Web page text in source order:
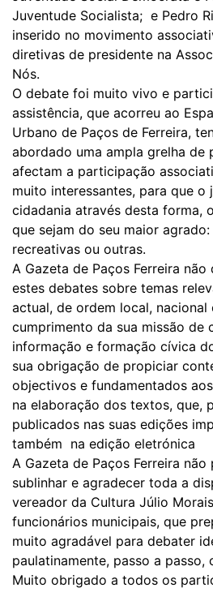
Juventude Socialista; e Pedro
inserido no movimento
diretivas de presidente na
Nós.
O debate foi muito vivo e
assistência, que acorreu ao
Urbano de Paços de Ferreira,
abordado uma ampla grelha de
afectam a participação
muito interessantes, para que o
cidadania através desta forma,
que sejam do seu maior
recreativas ou outras.
A Gazeta de Paços Ferreira
estes debates sobre temas
actual, de ordem local, nacional
cumprimento da sua missão de
informação e formação cívica
sua obrigação de propiciar
objectivos e fundamentados
na elaboração dos textos, que,
publicados nas suas edições
também na edição eletrónica
A Gazeta de Paços Ferreira
sublinhar e agradecer toda a
vereador da Cultura Júlio
funcionários municipais, que
muito agradável para debater
paulatinamente, passo a passo,
Muito obrigado a todos os